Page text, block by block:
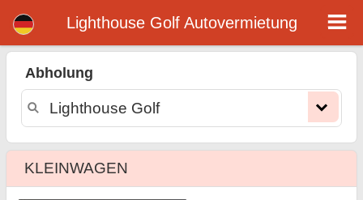
Lighthouse Golf Autovermietung
Abholung
KLEINWAGEN